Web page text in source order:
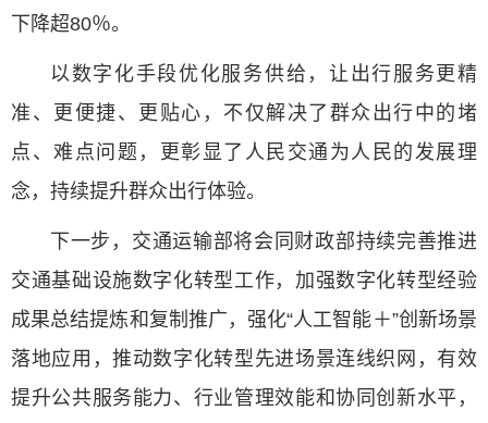
下降超80％。
以数字化手段优化服务供给，让出行服务更精
准、更便捷、更贴心，不仅解决了群众出行中的堵
点、难点问题，更彰显了人民交通为人民的发展理
念，持续提升群众出行体验。
下一步，交通运输部将会同财政部持续完善推进
交通基础设施数字化转型工作，加强数字化转型经验
成果总结提炼和复制推广，强化“人工智能＋”创新场景
落地应用，推动数字化转型先进场景连线织网，有效
提升公共服务能力、行业管理效能和协同创新水平，